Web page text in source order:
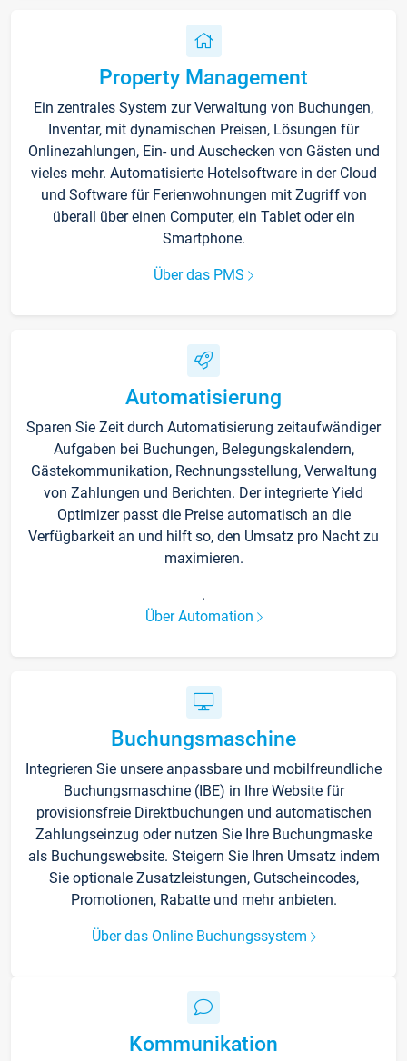
Property Management
Ein zentrales System zur Verwaltung von Buchungen,
Inventar, mit dynamischen Preisen, Lösungen für
Onlinezahlungen, Ein- und Auschecken von Gästen und
vieles mehr. Automatisierte Hotelsoftware in der Cloud
und Software für Ferienwohnungen mit Zugriff von
überall über einen Computer, ein Tablet oder ein
Smartphone.
Über das PMS
Automatisierung
Sparen Sie Zeit durch Automatisierung zeitaufwändiger
Aufgaben bei Buchungen, Belegungskalendern,
Gästekommunikation, Rechnungsstellung, Verwaltung
von Zahlungen und Berichten. Der integrierte Yield
Optimizer passt die Preise automatisch an die
Verfügbarkeit an und hilft so, den Umsatz pro Nacht zu
maximieren.
.
Über Automation
Buchungsmaschine
Integrieren Sie unsere anpassbare und mobilfreundliche
Buchungsmaschine (IBE) in Ihre Website für
provisionsfreie Direktbuchungen und automatischen
Zahlungseinzug oder nutzen Sie Ihre Buchungmaske
als Buchungswebsite. Steigern Sie Ihren Umsatz indem
Sie optionale Zusatzleistungen, Gutscheincodes,
Promotionen, Rabatte und mehr anbieten.
Über das Online Buchungssystem
Kommunikation